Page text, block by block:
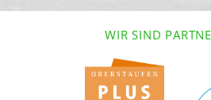
WIR SIND